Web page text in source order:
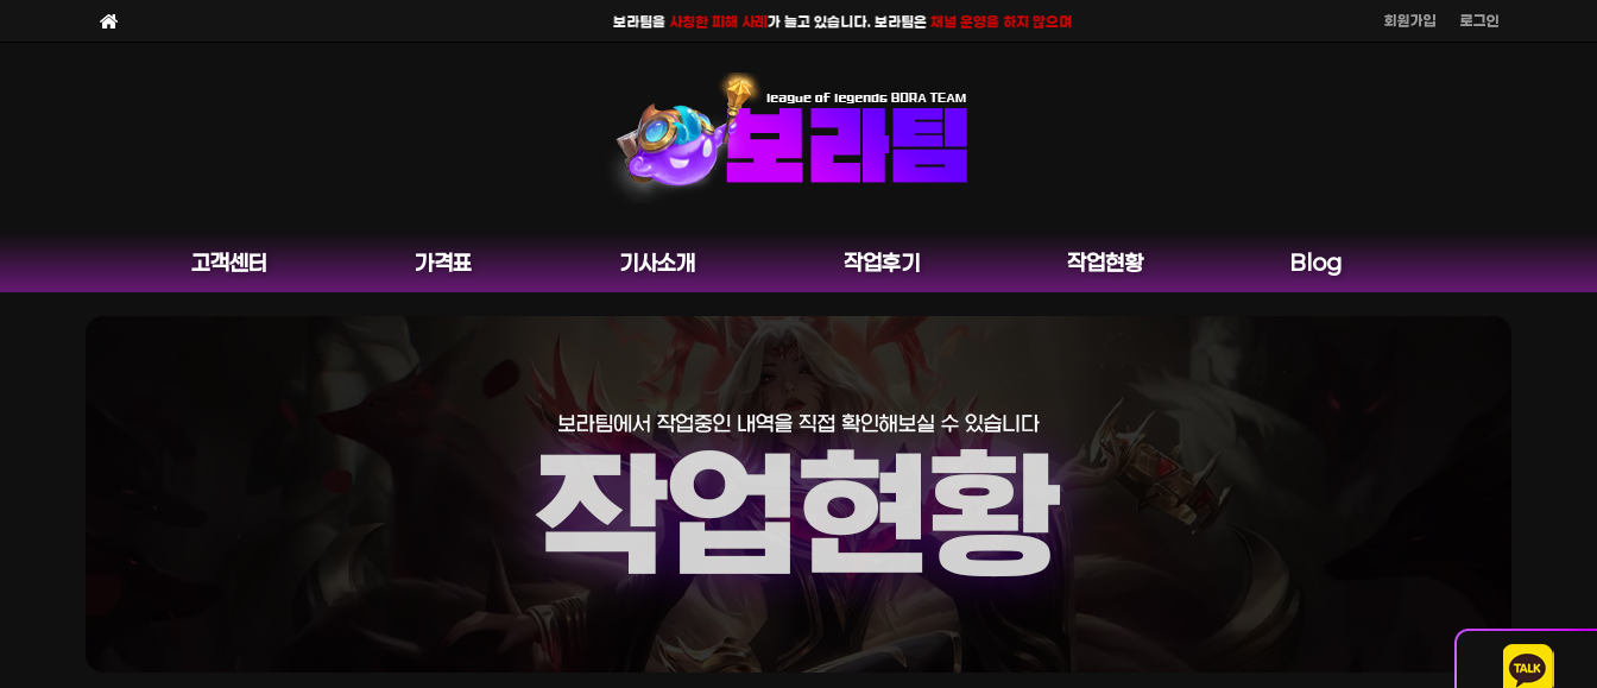
회원가입 로그인
보라팀을사칭한 피해 사례가 늘고 있습니다. 보라팀은채널 운영을 하지 않으며공식 홈페이지 카카오톡 외 다른 채팅은 운영하지 않습니다.
고객센터 가격표 기사소개 작업후기 작업현황 Blog